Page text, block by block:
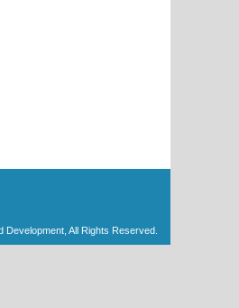
All Rights Reserved.